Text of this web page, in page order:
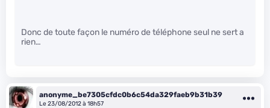
Donc de toute façon le numéro de téléphone seul ne sert a
rien…
anonyme_be7305cfdc0b6c54da329faeb9b31b39
Le 23/08/2012 à 18h57